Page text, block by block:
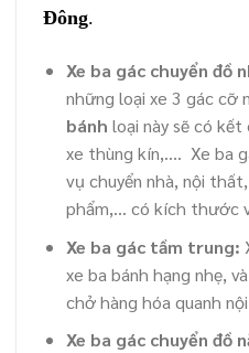
Đông.
Xe ba gác chuyển đồ
những loại xe 3 gác cỡ
bánh loại này sẽ có kết
xe thùng kín,…. Xe ba
vụ chuyển nhà, nội
phẩm,… có kích thước
Xe ba gác tầm trung:
xe ba bánh hạng nhẹ,
chở hàng hóa quanh
Xe ba gác chuyển đồ